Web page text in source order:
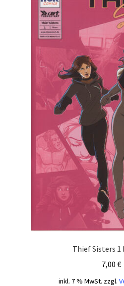
Thief Sisters 1
7,00 €
inkl. 7 % MwSt. zzgl.